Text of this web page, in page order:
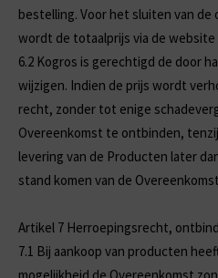
bestelling. Voor het sluiten van
wordt de totaalprijs via de website
6.2 Kogros is gerechtigd de door
wijzigen. Indien de prijs wordt
recht, zonder tot enige
Overeenkomst te ontbinden,
levering van de Producten later
stand komen van de
Artikel 7 Herroepingsrecht,
7.1 Bij aankoop van producten